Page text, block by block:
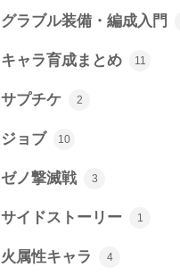
グラブル装備・編成入門
キャラ育成まとめ 11
サプチケ 2
ジョブ 10
ゼノ撃滅戦 3
サイドストーリー 1
火属性キャラ 4